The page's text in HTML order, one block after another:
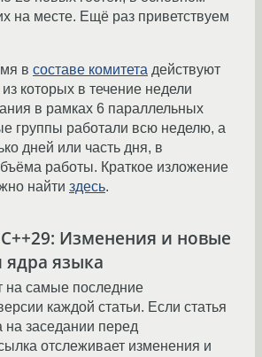
на месте. Ещё раз приветствуем
в составе комитета действуют
которых в течение недели
в рамках 6 параллельных
группы работали всю неделю, а
дней или часть дня, в
работы. Краткое изложение
найти здесь.
Изменения и новые
языка
на самые последние
каждой статьи. Если статья
заседании перед
отслеживает изменения и